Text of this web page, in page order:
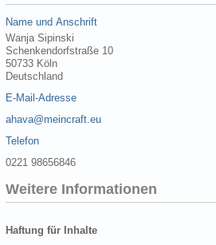
Name und Anschrift
Wanja Sipinski
Schenkendorfstraße 10
50733 Köln
Deutschland
E-Mail-Adresse
ahava@meincraft.eu
Telefon
0221 98656846
Weitere Informationen
Haftung für Inhalte